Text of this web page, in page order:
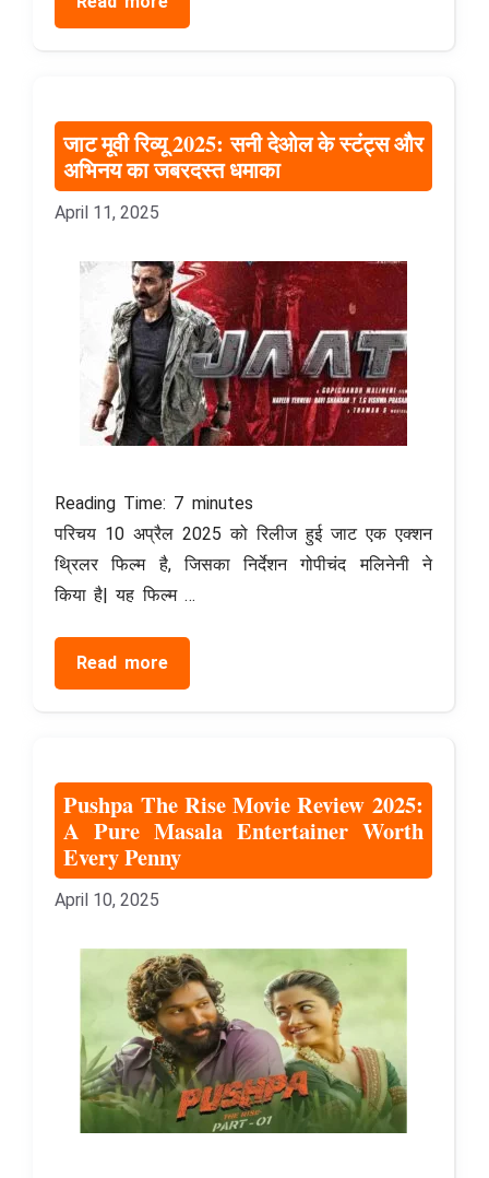
जाट मूवी रिव्यू 2025: सनी देओल के स्टंट्स और
अभिनय का जबरदस्त धमाका
April 11, 2025
Reading Time: 7 minutes
परिचय 10 अप्रैल 2025 को रिलीज हुई जाट एक एक्शन
थ्रिलर फिल्म है, जिसका निर्देशन गोपीचंद मलिनेनी ने
किया है| यह फिल्म …
Read more
​Pushpa The Rise Movie Review 2025:
A Pure Masala Entertainer Worth
Every Penny
April 10, 2025